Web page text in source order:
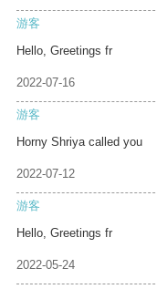
游客
Hello, Greetings fr
2022-07-16
游客
Horny Shriya called you
2022-07-12
游客
Hello, Greetings fr
2022-05-24